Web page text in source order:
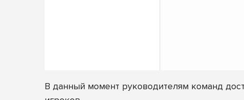
В данный момент руководителям команд